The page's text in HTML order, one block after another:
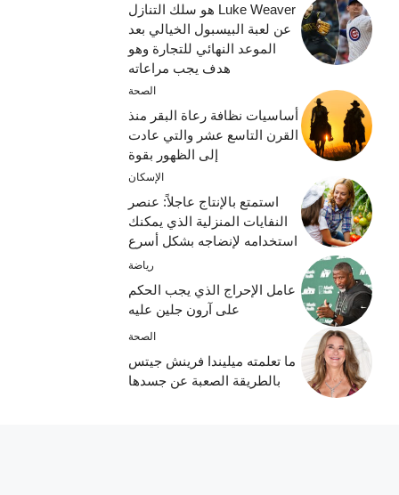
Luke Weaver هو سلك التنازل
عن لعبة البيسبول الخيالي بعد
الموعد النهائي للتجارة وهو
هدف يجب مراعاته
الصحة
أساسيات نظافة رعاة البقر منذ
القرن التاسع عشر والتي عادت
إلى الظهور بقوة
الإسكان
استمتع بالإنتاج عاجلاً: عنصر
النفايات المنزلية الذي يمكنك
استخدامه لإنضاجه بشكل أسرع
رياضة
عامل الإحراج الذي يجب الحكم
على آرون جلين عليه
الصحة
ما تعلمته ميليندا فرينش جيتس
بالطريقة الصعبة عن جسدها